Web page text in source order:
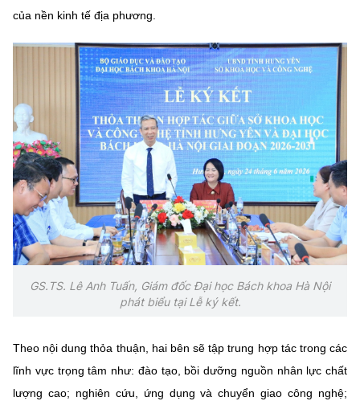
của nền kinh tế địa phương.
GS.TS. Lê Anh Tuấn, Giám đốc Đại học Bách khoa Hà Nội
phát biểu tại Lễ ký kết.
Theo nội dung thỏa thuận, hai bên sẽ tập trung hợp tác trong các
lĩnh vực trọng tâm như: đào tạo, bồi dưỡng nguồn nhân lực chất
lượng cao; nghiên cứu, ứng dụng và chuyển giao công nghệ;